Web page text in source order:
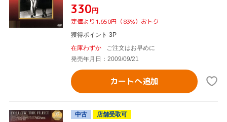
¥330円
定価より1,650円（83%）おトク
獲得ポイント 3P
在庫わずか
ご注文はお早めに
発売年月日：2009/09/21
カートへ追加
中古
店舗受取可